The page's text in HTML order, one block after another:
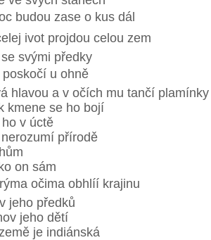
budou zase o kus dál
ivot projdou celou zem
svými předky
poskočí u ohně
hlavou a v očích mu tančí plamínky
kmene se ho bojí
v úctě
přírodě
on sám
očima obhlíí krajinu
jeho předků
jeho dětí
je indiánská